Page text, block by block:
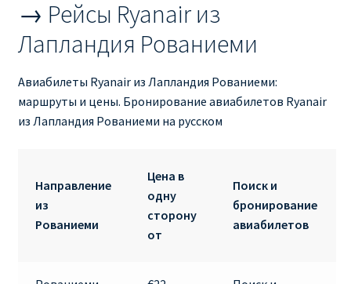
ДЕШЕВЫЕ АВИАБИЛЕТЫ В МИЛАН
ДЕШЕВЫЕ АВИАБИЛЕТЫ НА КИПР
ВЫБОР И БРОНИРОВАНИЯ МЕСТ В RYANAIR
ЗАДЕРЖКА, ОТМЕНА, ПЕРЕНОС РЕЙСОВ RYANAIR
ИЗМЕНЕНИЕ БРОНИРОВАНИЯ
→ Рейсы Ryanair из
Лапландия Рованиеми
Авиабилеты Ryanair из Лапландия Рованиеми:
маршруты и цены. Бронирование авиабилетов Ryanair
из Лапландия Рованиеми на русском
Направление
из
Рованиеми
Цена в
одну
сторону
от
Поиск и
бронирование
авиабилетов